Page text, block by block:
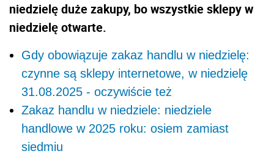
niedzielę duże zakupy, bo wszystkie sklepy w
niedzielę otwarte.
Gdy obowiązuje zakaz handlu w niedzielę:
czynne są sklepy internetowe, w niedzielę
31.08.2025 - oczywiście też
Zakaz handlu w niedziele: niedziele
handlowe w 2025 roku: osiem zamiast
siedmiu